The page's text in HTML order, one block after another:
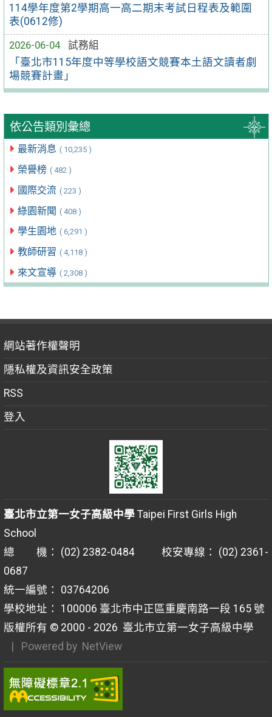
114學年度第2學期高一高二期末考試日程表及範圍
表(0612修)
2026-06-04
試務組
「臺北市115年度中等學校語文競賽本土語文讀者劇
場競賽計畫」
依公告類別彙總
最新消息 ( 10,235 )
榮譽榜 ( 482 )
國際交流 ( 223 )
綠園新聞 ( 408 )
學生園地 ( 6,291 )
教師研習 ( 4,118 )
來文宣導 ( 2,308 )
網站著作權聲明
隱私權及資訊安全政策
RSS
登入
臺北市立第一女子高級中學Taipei First Girls High
School
總 機： (02) 2382-0484 校安專線： (02) 2361-
0687
統一編號： 03764206
學校地址： 100006 臺北市中正區重慶南路一段 165 號
版權所有 © 2000 - 2026 臺北市立第一女子高級中學
| Powered by NetView